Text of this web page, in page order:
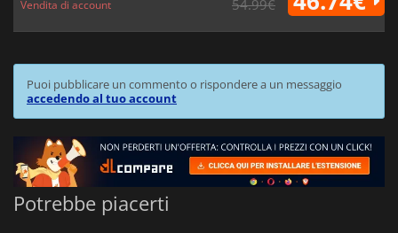
Vendita di account
54.99€
Puoi pubblicare un commento o rispondere a un messaggio
accedendo al tuo account
Potrebbe piacerti